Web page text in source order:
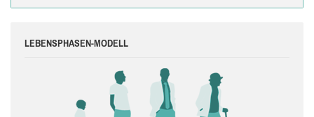
LEBENSPHASEN-MODELL